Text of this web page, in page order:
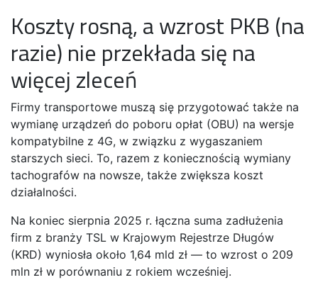
Koszty rosną, a wzrost PKB (na
razie) nie przekłada się na
więcej zleceń
Firmy transportowe muszą się przygotować także na
wymianę urządzeń do poboru opłat (OBU) na wersje
kompatybilne z 4G, w związku z wygaszaniem
starszych sieci. To, razem z koniecznością wymiany
tachografów na nowsze, także zwiększa koszt
działalności.
Na koniec sierpnia 2025 r. łączna suma zadłużenia
firm z branży TSL w Krajowym Rejestrze Długów
(KRD) wyniosła około 1,64 mld zł — to wzrost o 209
mln zł w porównaniu z rokiem wcześniej.